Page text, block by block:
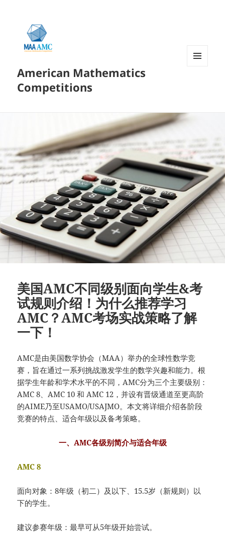
American Mathematics
Competitions
美国AMC不同级别面向学生&考
试规则介绍！为什么推荐学习
AMC？AMC考场实战策略了解
一下！
AMC是由美国数学协会（MAA）举办的全球性数学竞
赛，旨在通过一系列挑战激发学生的数学兴趣和能力。根
据学生年龄和学术水平的不同，AMC分为三个主要级别：
AMC 8、AMC 10 和 AMC 12，并设有晋级通道至更高阶
的AIME乃至USAMO/USAJMO。本文将详细介绍各阶段
竞赛的特点、适合年级以及备考策略。
一、AMC各级别简介与适合年级
AMC 8
面向对象：8年级（初二）及以下、15.5岁（新规则）以
下的学生。
建议参赛年级：最早可从5年级开始尝试。